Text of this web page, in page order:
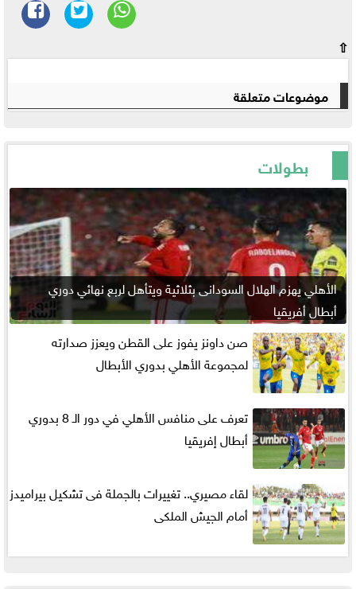
⇧
موضوعات متعلقة
بطولات
الأهلي يهزم الهلال السودانى بثلاثية ويتأهل لربع نهائي دوري
أبطال أفريقيا
صن داونز يفوز على القطن ويعزز صدارته
لمجموعة الأهلي بدوري الأبطال
تعرف على منافس الأهلي في دور الـ 8 بدوري
أبطال إفريقيا
لقاء مصيري.. تغييرات بالجملة فى تشكيل بيراميدز
أمام الجيش الملكى